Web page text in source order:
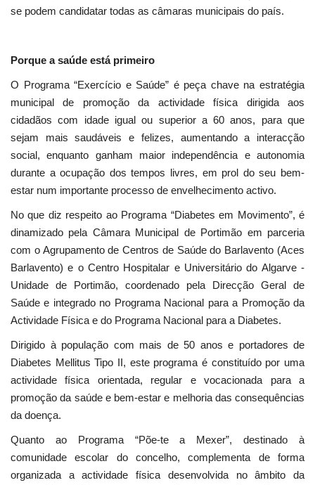
se podem candidatar todas as câmaras municipais do país.
Porque a saúde está primeiro
O Programa “Exercício e Saúde” é peça chave na estratégia
municipal de promoção da actividade física dirigida aos
cidadãos com idade igual ou superior a 60 anos, para que
sejam mais saudáveis e felizes, aumentando a interacção
social, enquanto ganham maior independência e autonomia
durante a ocupação dos tempos livres, em prol do seu bem-
estar num importante processo de envelhecimento activo.
No que diz respeito ao Programa “Diabetes em Movimento”, é
dinamizado pela Câmara Municipal de Portimão em parceria
com o Agrupamento de Centros de Saúde do Barlavento (Aces
Barlavento) e o Centro Hospitalar e Universitário do Algarve -
Unidade de Portimão, coordenado pela Direcção Geral de
Saúde e integrado no Programa Nacional para a Promoção da
Actividade Física e do Programa Nacional para a Diabetes.
Dirigido à população com mais de 50 anos e portadores de
Diabetes Mellitus Tipo II, este programa é constituído por uma
actividade física orientada, regular e vocacionada para a
promoção da saúde e bem-estar e melhoria das consequências
da doença.
Quanto ao Programa “Põe-te a Mexer”, destinado à
comunidade escolar do concelho, complementa de forma
organizada a actividade física desenvolvida no âmbito da